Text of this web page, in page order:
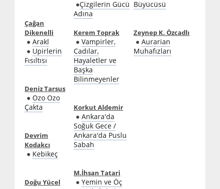
Çağan
Dikenelli
● Arakl
● Upirlerin
Fısıltısı
Deniz Tarsus
● Ozo Ozo
Çakta
Devrim
Kodakcı
● Kebikeç
Doğu Yücel
●Çizgilerin Gücü
Adına
Kerem Toprak
● Vampirler,
Cadılar,
Hayaletler ve
Başka
Bilinmeyenler
Korkut Aldemir
● Ankara'da
Soğuk Gece /
Ankara'da Puslu
Sabah
M.İhsan Tatari
● Yemin ve Öç
Büyücüsü
Zeynep K. Özcadlı
● Aurarian
Muhafızları